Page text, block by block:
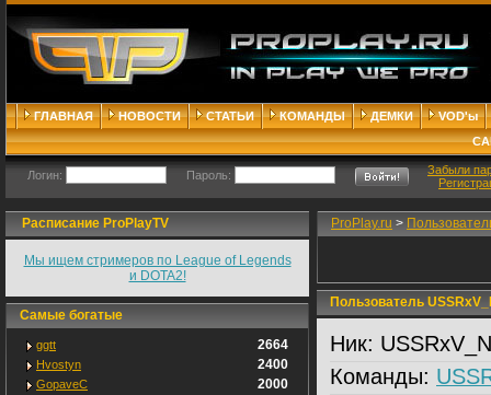
ГЛАВНАЯ НОВОСТИ СТАТЬИ КОМАНДЫ ДЕМКИ
VOD'ы
Логин: Пароль:
Забыли
Расписание ProPlayTV
Мы ищем стримеров по League of Legends
и DOTA2!
Самые богатые
ggtt 2664
Hvostyn 2400
GopaveC 2000
ProPlay.ru >
Пользователь
Ник:
Команды: